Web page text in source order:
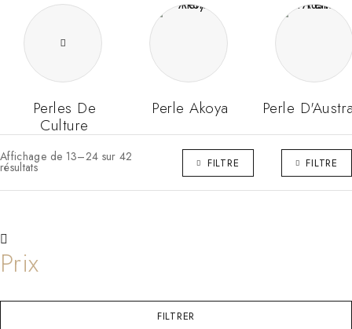
Perles De
Culture
Perle Akoya Perle
Affichage de 13–24 sur 42
résultats FILTRE FILTRE
FILTRER